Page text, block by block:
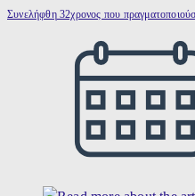
Συνελήφθη 32χρονος που